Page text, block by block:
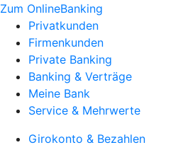
Zum OnlineBanking
Privatkunden
Firmenkunden
Private Banking
Banking & Verträge
Meine Bank
Service & Mehrwerte
Girokonto & Bezahlen